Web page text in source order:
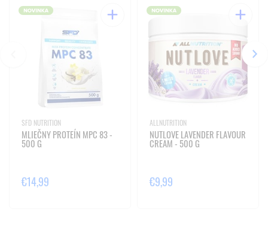
SFD NUTRITION
MLIEČNY PROTEÍN MPC 83 -
500 G
€14,99
ALLNUTRITION
NUTLOVE LAVENDER FLAVOUR
CREAM - 500 G
€9,99